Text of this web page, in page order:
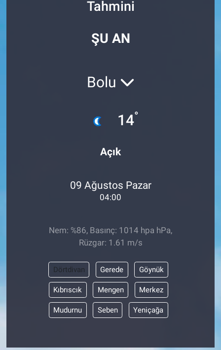
Tahmini
ŞU AN
Bolu
14°
Açık
09 Ağustos Pazar
04:00
Nem: %86, Basınç: 1014 hpa hPa,
Rüzgar: 1.61 m/s
Dörtdivan Gerede Göynük
Kıbrıscık Mengen Merkez
Mudurnu Seben Yeniçağa